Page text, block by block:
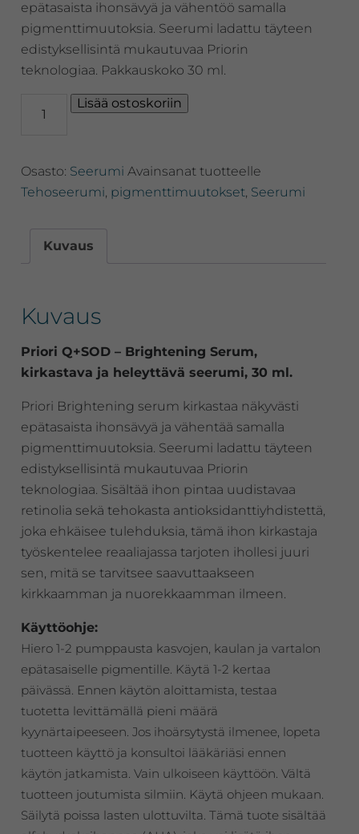
epätasaista ihonsävyä ja vähentöö samalla
pigmenttimuutoksia. Seerumi ladattu täyteen
edistyksellisintä mukautuvaa Priorin
teknologiaa. Pakkauskoko 30 ml.
Q+SOD
Serum,
kirkastava
seerumi,
Lisää ostoskoriin
Osasto: Seerumi Avainsanat tuotteelle
Tehoseerumi, pigmenttimuutokset, Seerumi
Kuvaus
Kuvaus
Priori Q+SOD – Brightening Serum,
kirkastava ja heleyttävä seerumi, 30 ml.
Priori Brightening serum kirkastaa näkyvästi
epätasaista ihonsävyä ja vähentää samalla
pigmenttimuutoksia. Seerumi ladattu täyteen
edistyksellisintä mukautuvaa Priorin
teknologiaa. Sisältää ihon pintaa uudistavaa
retinolia sekä tehokasta antioksidanttiyhdistettä,
joka ehkäisee tulehduksia, tämä ihon kirkastaja
työskentelee reaaliajassa tarjoten ihollesi juuri
sen, mitä se tarvitsee saavuttaakseen
kirkkaamman ja nuorekkaamman ilmeen.
Käyttöohje:
Hiero 1-2 pumppausta kasvojen, kaulan ja vartalon
epätasaiselle pigmentille. Käytä 1-2 kertaa
päivässä. Ennen käytön aloittamista, testaa
tuotetta levittämällä pieni määrä
kyynärtaipeeseen. Jos ihoärsytystä ilmenee, lopeta
tuotteen käyttö ja konsultoi lääkäriäsi ennen
käytön jatkamista. Vain ulkoiseen käyttöön. Vältä
tuotteen joutumista silmiin. Käytä ohjeen mukaan.
Säilytä poissa lasten ulottuvilta. Tämä tuote sisältää